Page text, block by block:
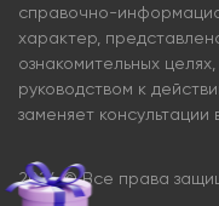
справочно-
характер,
ознакомительных
руководством к
заменяет консультации
2024 © Все права